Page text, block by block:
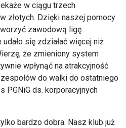
w ciągu trzech
złotych. Dzięki naszej pomocy
zawodową ligę.
się zdziałać więcej niż
że zmieniony system
wpłynąć na atrakcyjność
do walki do ostatniego
PGNiG ds. korporacyjnych
bardzo dobra. Nasz klub już